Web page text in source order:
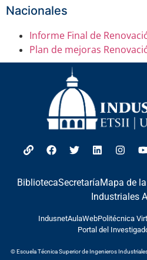
Nacionales
Informe Final de
Plan de mejoras
BibliotecaSecretaríaMapa de
Industriales
IndusnetAulaWebPolitécnica
Portal del
© Escuela Técnica Superior de Ingenieros